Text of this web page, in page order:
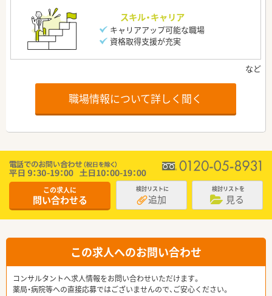
スキル・キャリア
キャリアアップ可能な職場
資格取得支援が充実
職場情報について詳しく聞く
この求人に
問い合わせる
検討リストに
追加
検討リストを
見る
この求人へのお問い合わせ
コンサルタントへ求人情報をお問い合わせいただけます。
薬局・病院等への直接応募ではございませんので、ご安心ください。